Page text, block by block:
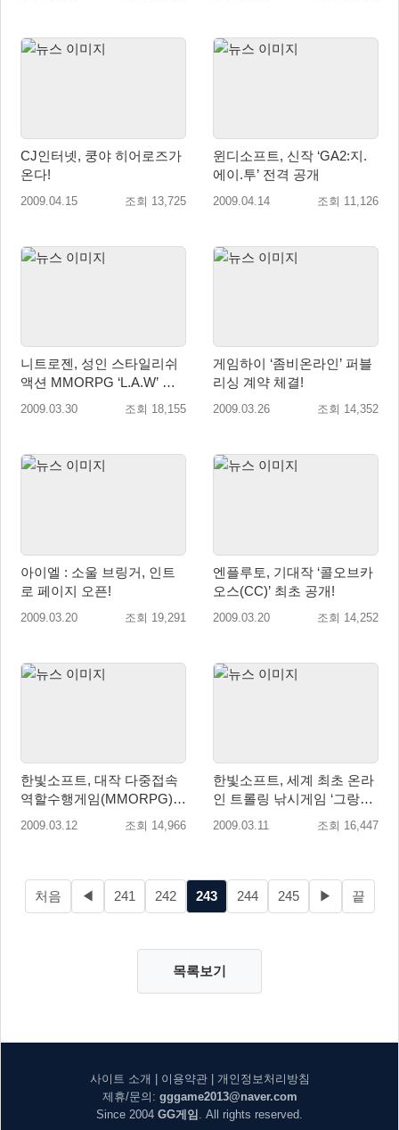
CJ인터넷, 쿵야 히어로즈가
온다!
2009.04.15 조회 13,725
윈디소프트, 신작 ‘GA2:지.
에이.투’ 전격 공개
2009.04.14 조회 11,126
니트로젠, 성인 스타일리쉬
액션 MMORPG ‘L.A.W’ 첫
공개!
2009.03.30 조회 18,155
게임하이 ‘좀비온라인’ 퍼블
리싱 계약 체결!
2009.03.26 조회 14,352
아이엘 : 소울 브링거, 인트
로 페이지 오픈!
2009.03.20 조회 19,291
엔플루토, 기대작 ‘콜오브카
오스(CC)’ 최초 공개!
2009.03.20 조회 14,252
한빛소프트, 대작 다중접속
역할수행게임(MMORPG)
‘삼국지천’ 퍼블리싱 계약
2009.03.12 조회 14,966
한빛소프트, 세계 최초 온라
인 트롤링 낚시게임 ‘그랑메
르’ 퍼블리싱
2009.03.11 조회 16,447
처음 ◀ 241 242 243 244 245 ▶ 끝
목록보기
사이트 소개 이용약관| 개인정보처리방침
제휴/문의: gggame2013@naver.com
Since 2004 GG게임 . All rights reserved.